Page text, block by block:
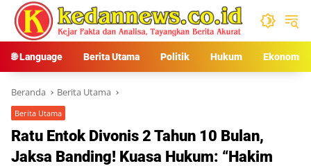
Langsung
konten
🌐 Language Berita Utama Politik Hukum Ekonomi
Beranda Berita Utama
Berita Utama
Ratu Entok Divonis 2 Tahun 10 Bulan,
Jaksa Banding! Kuasa Hukum: “Hakim